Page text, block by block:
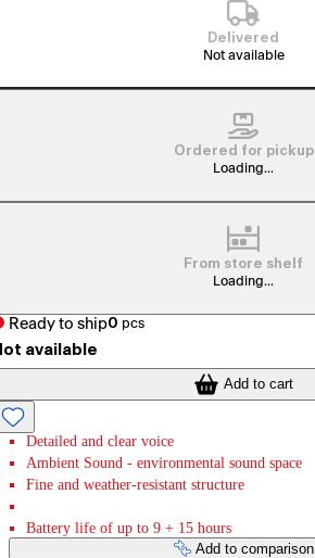
Delivered
Not available
Ordered for pickup
Loading...
From store shelf
Loading...
Ready to ship0 pcs
available
Add to cart
Detailed and clear voice
Ambient Sound - environmental sound space
Fine and weather-resistant structure
Battery life of up to 9 + 15 hours
Add to comparison